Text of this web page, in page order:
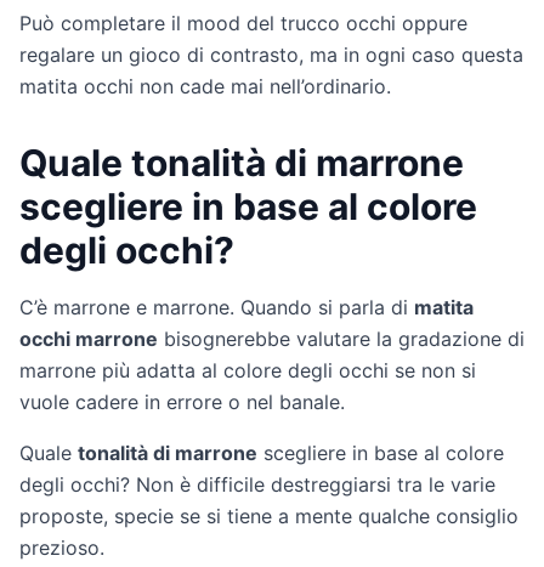
Può completare il mood del trucco occhi oppure
regalare un gioco di contrasto, ma in ogni caso questa
matita occhi non cade mai nell’ordinario.
Quale tonalità di marrone
scegliere in base al colore
degli occhi?
C’è marrone e marrone. Quando si parla di matita
occhi marrone bisognerebbe valutare la gradazione di
marrone più adatta al colore degli occhi se non si
vuole cadere in errore o nel banale.
Quale tonalità di marrone scegliere in base al colore
degli occhi? Non è difficile destreggiarsi tra le varie
proposte, specie se si tiene a mente qualche consiglio
prezioso.